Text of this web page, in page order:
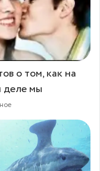
о том, как на
деле мы